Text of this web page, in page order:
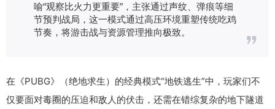
喻“观察比火力更重要”，主张通过声纹、弹痕等细
节预判战局，这一模式通过高压环境重塑传统吃鸡
节奏，将游击战与资源管理推向极致。
在《PUBG》（绝地求生）的经典模式“地铁逃生”中，玩家们不
仅要面对毒圈的压迫和敌人的伏击，还需在错综复杂的地下隧道